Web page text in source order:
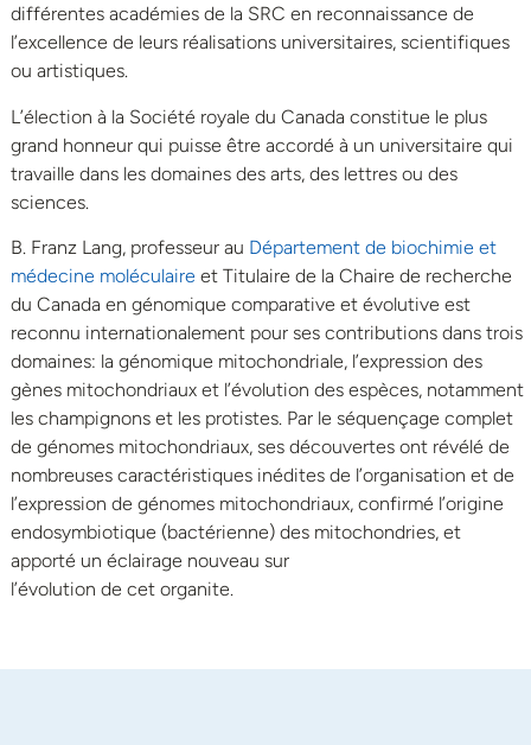
différentes académies de la SRC en reconnaissance de
l’excellence de leurs réalisations universitaires, scientifiques
ou artistiques.
L’élection à la Société royale du Canada constitue le plus
grand honneur qui puisse être accordé à un universitaire qui
travaille dans les domaines des arts, des lettres ou des
sciences.
B. Franz Lang, professeur au Département de biochimie et
médecine moléculaire et Titulaire de la Chaire de recherche
du Canada en génomique comparative et évolutive est
reconnu internationalement pour ses contributions dans trois
domaines: la génomique mitochondriale, l’expression des
gènes mitochondriaux et l’évolution des espèces, notamment
les champignons et les protistes. Par le séquençage complet
de génomes mitochondriaux, ses découvertes ont révélé de
nombreuses caractéristiques inédites de l’organisation et de
l’expression de génomes mitochondriaux, confirmé l’origine
endosymbiotique (bactérienne) des mitochondries, et
apporté un éclairage nouveau sur
l’évolution de cet organite.